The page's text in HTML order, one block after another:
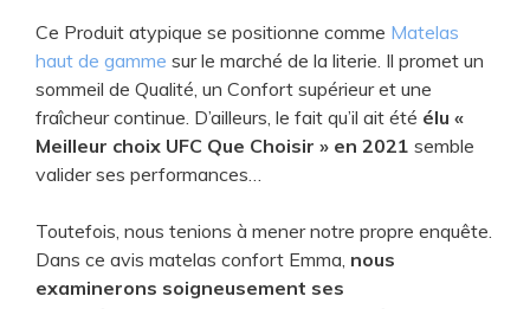
e
o
Ce Produit atypique se positionne comme Matelas
haut de gamme sur le marché de la literie. Il promet un
sommeil de Qualité, un Confort supérieur et une
fraîcheur continue. D’ailleurs, le fait qu’il ait été élu «
Meilleur choix UFC Que Choisir » en 2021 semble
valider ses performances…
Toutefois, nous tenions à mener notre propre enquête.
Dans ce avis matelas confort Emma, nous
examinerons soigneusement ses